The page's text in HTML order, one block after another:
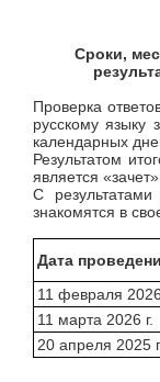
Сроки,
Проверка
русскому языку
календарных
Результатом
является
С
знакомятся в
Дата
11 февраля 2026
11 марта 2026 г.
20 апреля 2025